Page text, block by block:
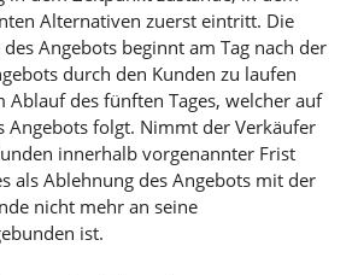
Alternativen zuerst eintritt. Die
Angebots beginnt am Tag nach der
durch den Kunden zu laufen
Ablauf des fünften Tages, welcher auf
Angebots folgt. Nimmt der Verkäufer
innerhalb vorgenannter Frist
als Ablehnung des Angebots mit der
nicht mehr an seine
ist.